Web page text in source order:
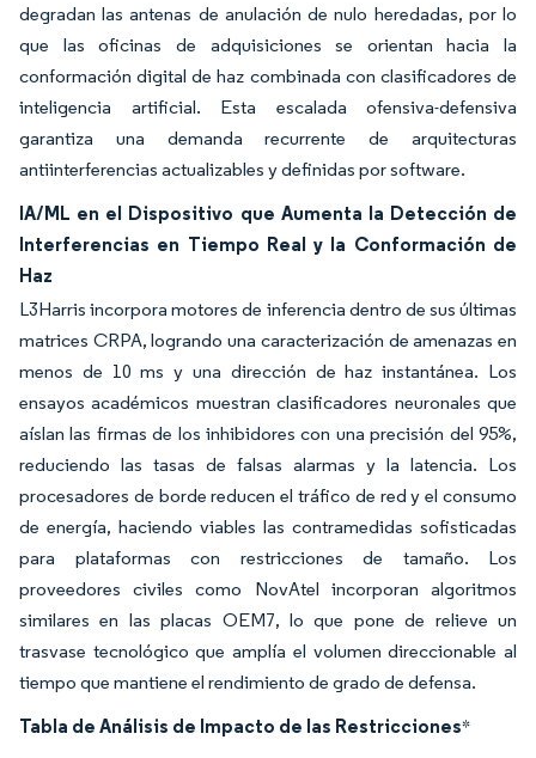
degradan las antenas de anulación de nulo heredadas, por lo
que las oficinas de adquisiciones se orientan hacia la
conformación digital de haz combinada con clasificadores de
inteligencia artificial. Esta escalada ofensiva-defensiva
garantiza una demanda recurrente de arquitecturas
antiinterferencias actualizables y definidas por software.
IA/ML en el Dispositivo que Aumenta la Detección de
Interferencias en Tiempo Real y la Conformación de
Haz
L3Harris incorpora motores de inferencia dentro de sus últimas
matrices CRPA, logrando una caracterización de amenazas en
menos de 10 ms y una dirección de haz instantánea. Los
ensayos académicos muestran clasificadores neuronales que
aíslan las firmas de los inhibidores con una precisión del 95%,
reduciendo las tasas de falsas alarmas y la latencia. Los
procesadores de borde reducen el tráfico de red y el consumo
de energía, haciendo viables las contramedidas sofisticadas
para plataformas con restricciones de tamaño. Los
proveedores civiles como NovAtel incorporan algoritmos
similares en las placas OEM7, lo que pone de relieve un
trasvase tecnológico que amplía el volumen direccionable al
tiempo que mantiene el rendimiento de grado de defensa.
Tabla de Análisis de Impacto de las Restricciones*